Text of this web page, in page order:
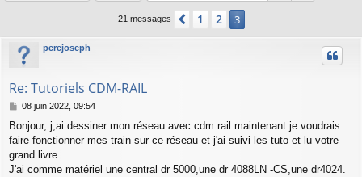
21 messages Précédent
1 2 3
perejoseph
Re: Tutoriels CDM-RAIL
M
s
s
a
g
08 juin 2022, 09:54
Bonjour, j,ai dessiner mon réseau avec cdm rail maintenant je voudrais
faire fonctionner mes train sur ce réseau et j'ai suivi les tuto et lu votre
grand livre .
J'ai comme matériel une central dr 5000,une dr 4088LN -CS,une dr4024.